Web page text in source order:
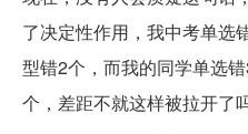
了决定性作用，我中考单选
型错2个，而我的同学单选
个，差距不就这样被拉开了